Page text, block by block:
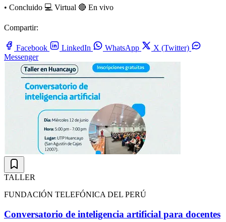
• Concluido 💻 Virtual 🔴 En vivo
Compartir:
Facebook LinkedIn WhatsApp
X (Twitter)
Messenger
TALLER
FUNDACIÓN TELEFÓNICA DEL PERÚ
Conversatorio de inteligencia artificial para docentes